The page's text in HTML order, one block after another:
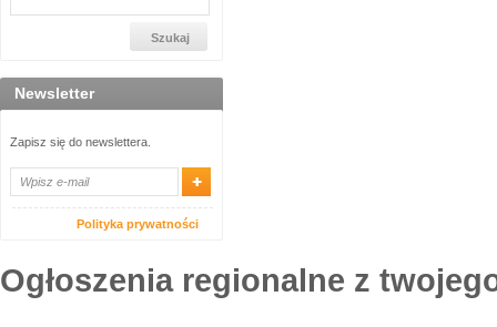
Newsletter
Zapisz się do newslettera.
Polityka prywatności
Ogłoszenia regionalne z